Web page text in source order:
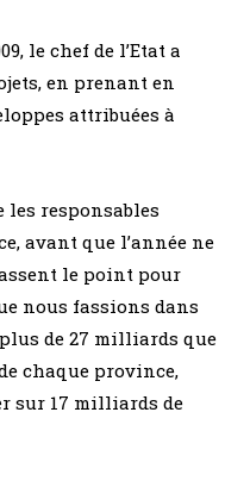
le chef de l’Etat a
en prenant en
attribuées à
les responsables
avant que l’année ne
le point pour
nous fassions dans
de 27 milliards que
chaque province,
sur 17 milliards de